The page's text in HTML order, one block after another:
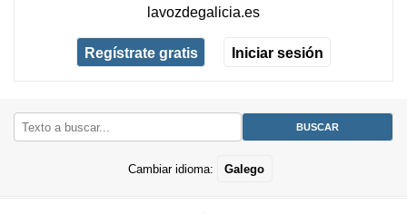
lavozdegalicia.es
Regístrate gratis Iniciar sesión
Cambiar idioma: Galego